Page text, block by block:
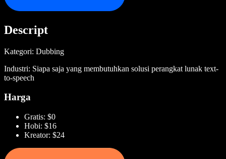
Descript
Kategori: Dubbing
Industri: Siapa saja yang membutuhkan solusi perangkat lunak text-
to-speech
Harga
Gratis: $0
Hobi: $16
Kreator: $24